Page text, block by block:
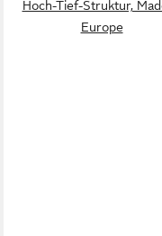
Hoch-Tief-Struktur,
Europe